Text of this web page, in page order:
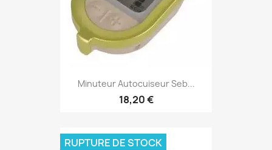
Minuteur Autocuiseur Seb...
18,20 €
RUPTURE DE STOCK